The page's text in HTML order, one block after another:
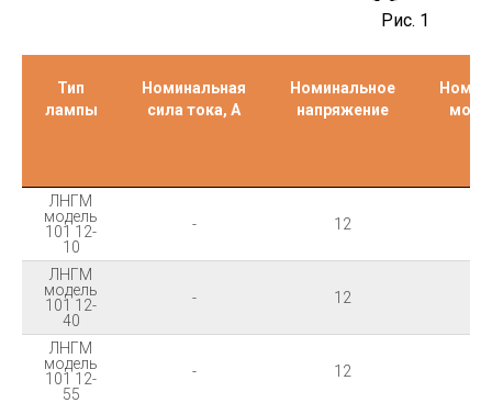
Рис. 1
Тип
лампы
Номинальная
сила тока, А
Номинальное
напряжение
ЛНГМ
модель
101 12-
10
- 12
ЛНГМ
модель
101 12-
40
- 12
ЛНГМ
модель
101 12-
55
- 12